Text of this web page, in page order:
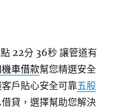
22分 36秒 讓管道有
車借款幫您精選安全
戶貼心安全可靠五股
貸，選擇幫助您解決